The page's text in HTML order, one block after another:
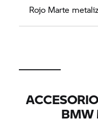
Rojo Marte
BMW